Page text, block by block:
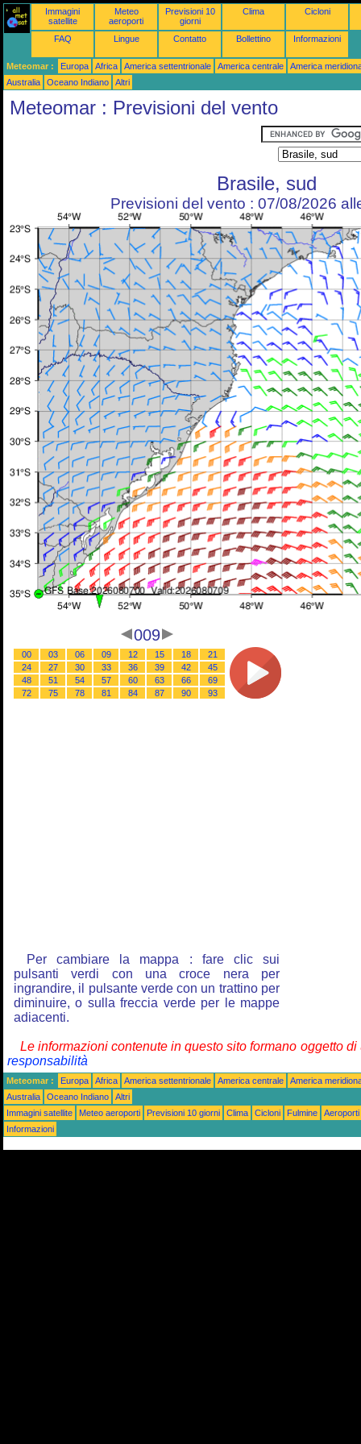
Immagini
satellite
Meteo
aeroporti
Previsioni 10
giorni
Clima Cicloni
FAQ Lingue Contatto Bollettino Informazioni
Meteomar : Europa Africa America settentrionale America centrale
America
Australia
Oceano Indiano Altri
Meteomar : Previsioni del vento
Brasile, sud
Previsioni del vento : 07/08/2026
009
00 03 06 09 12 15 18
21
24
27 30 33 36 39 42
45
48
51 54 57 60 63 66
69
72
75 78 81 84 87 90 93
Per cambiare la mappa : fare clic sui
pulsanti verdi con una croce nera per
ingrandire, il pulsante verde con un trattino per
diminuire, o sulla freccia verde per le mappe
adiacenti.
Le informazioni contenute in questo sito formano oggetto
responsabilità
Meteomar : Europa Africa America settentrionale America centrale
America
Australia
Oceano Indiano
Altri
Immagini satellite
Meteo aeroporti Previsioni 10 giorni Clima Cicloni Fulmine
Aeroporti
Informazioni